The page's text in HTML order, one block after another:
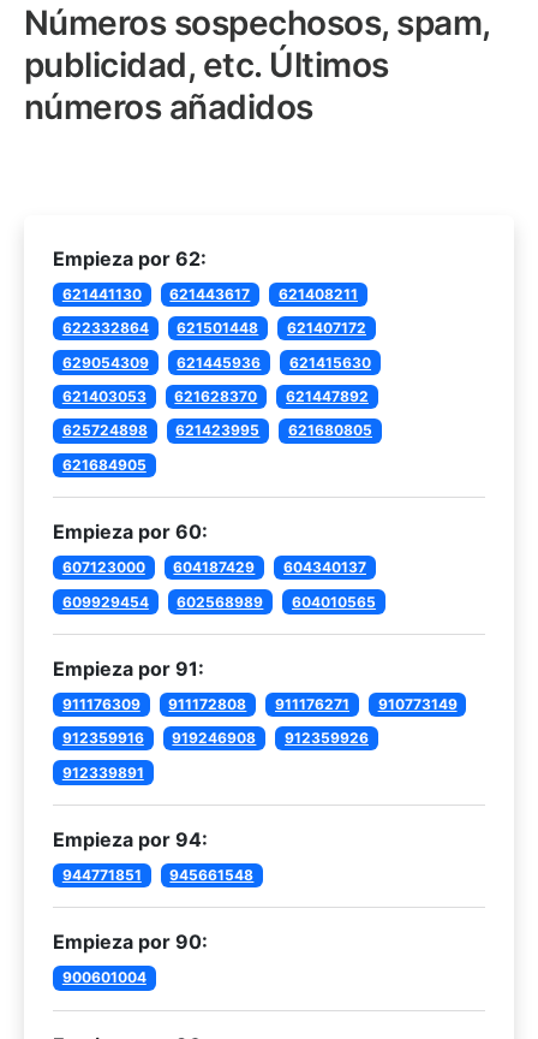
Números sospechosos, spam,
publicidad, etc. Últimos
números añadidos
Empieza por 62:
621441130 621443617
621408211
622332864
621501448
621407172
629054309
621445936
621415630
621403053
621628370
621447892
625724898
621423995
621680805
621684905
Empieza por 60:
607123000 604187429
604340137
609929454
602568989 604010565
Empieza por 91:
911176309 911172808 911176271
910773149
912359916
919246908
912359926
912339891
Empieza por 94:
944771851 945661548
Empieza por 90:
900601004